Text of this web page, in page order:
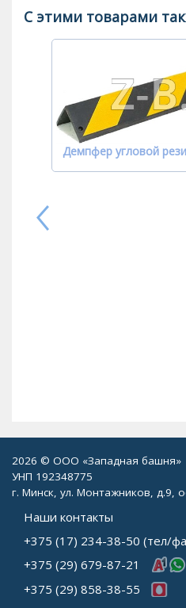
С этими товарами
Демпфер угловой
2026 © ООО «Западная башня»
УНП 192348775
г. Минск, ул. Монтажников, д.9,
Наши контакты
+375 (17) 234-38-50 (тел/
+375 (29) 679-87-21
+375 (29) 858-38-55